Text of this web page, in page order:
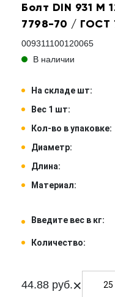
Болт DIN 931 M
7798-70 / ГОСТ
009311100120065
В наличии
На складе шт:
Вес 1 шт:
Кол-во в упаковке:
Диаметр:
Длина:
Материал:
Введите вес в кг:
Количество:
44.88 руб.×